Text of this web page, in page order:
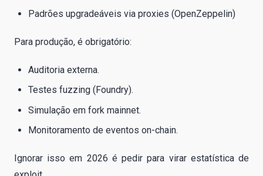
Padrões upgradeáveis via proxies (OpenZeppelin)
Para produção, é obrigatório:
Auditoria externa.
Testes fuzzing (Foundry).
Simulação em fork mainnet.
Monitoramento de eventos on-chain.
Ignorar isso em 2026 é pedir para virar estatística de